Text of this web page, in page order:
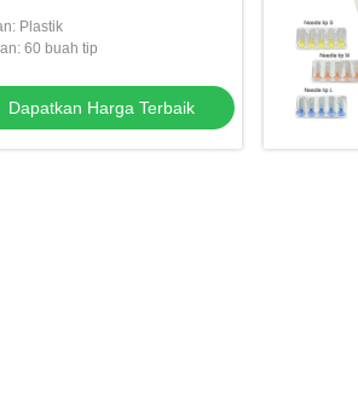
Plastik
60 buah tip
Dapatkan Harga Terbaik